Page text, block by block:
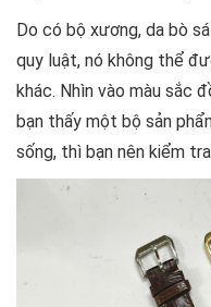
Do có bộ xương, da bò
quy luật, nó không thể
khác. Nhìn vào màu sắc
bạn thấy một bộ sản
sống, thì bạn nên kiểm